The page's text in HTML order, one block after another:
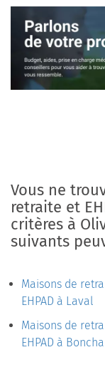
Vous ne
retraite et
critères à
suivants
Maisons de
EHPAD à Laval
Maisons de
EHPAD à